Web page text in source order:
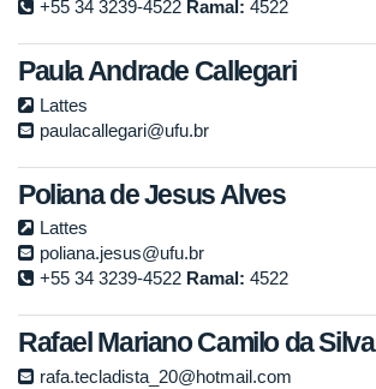
+55 34 3239-4522 Ramal: 4522
Paula Andrade Callegari
Lattes
paulacallegari@ufu.br
Poliana de Jesus Alves
Lattes
poliana.jesus@ufu.br
+55 34 3239-4522 Ramal: 4522
Rafael Mariano Camilo da Silva
rafa.tecladista_20@hotmail.com